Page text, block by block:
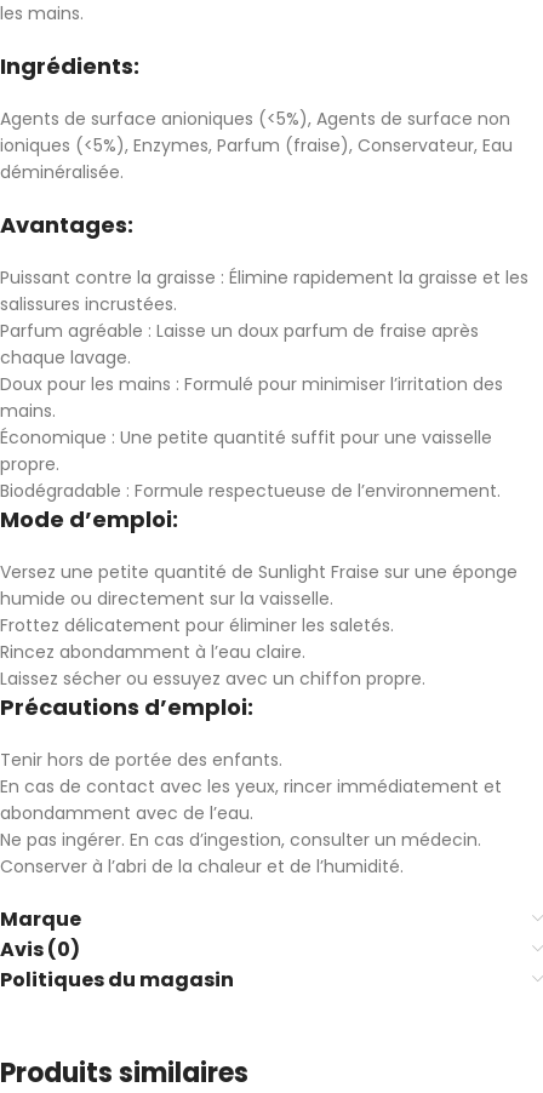
les mains.
Ingrédients:
Agents de surface anioniques (<5%), Agents de surface non
ioniques (<5%), Enzymes, Parfum (fraise), Conservateur, Eau
déminéralisée.
Avantages:
Puissant contre la graisse : Élimine rapidement la graisse et les
salissures incrustées.
Parfum agréable : Laisse un doux parfum de fraise après
chaque lavage.
Doux pour les mains : Formulé pour minimiser l’irritation des
mains.
Économique : Une petite quantité suffit pour une vaisselle
propre.
Biodégradable : Formule respectueuse de l’environnement.
Mode d’emploi:
Versez une petite quantité de Sunlight Fraise sur une éponge
humide ou directement sur la vaisselle.
Frottez délicatement pour éliminer les saletés.
Rincez abondamment à l’eau claire.
Laissez sécher ou essuyez avec un chiffon propre.
Précautions d’emploi:
Tenir hors de portée des enfants.
En cas de contact avec les yeux, rincer immédiatement et
abondamment avec de l’eau.
Ne pas ingérer. En cas d’ingestion, consulter un médecin.
Conserver à l’abri de la chaleur et de l’humidité.
Marque
Avis (0)
Politiques du magasin
Produits similaires